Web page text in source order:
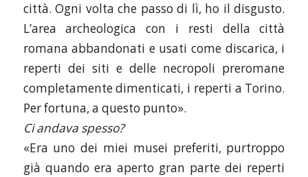
città. Ogni volta che passo di lì, ho il disgusto.
L’area archeologica con i resti della città
romana abbandonati e usati come discarica, i
reperti dei siti e delle necropoli preromane
completamente dimenticati, i reperti a Torino.
Per fortuna, a questo punto».
Ci andava spesso?
«Era uno dei miei musei preferiti, purtroppo
già quando era aperto gran parte dei reperti